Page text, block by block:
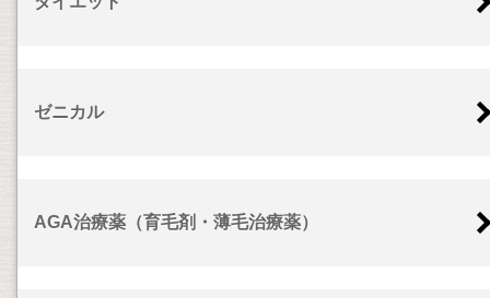
ゼニカル
AGA治療薬（育毛剤・薄毛治療薬）